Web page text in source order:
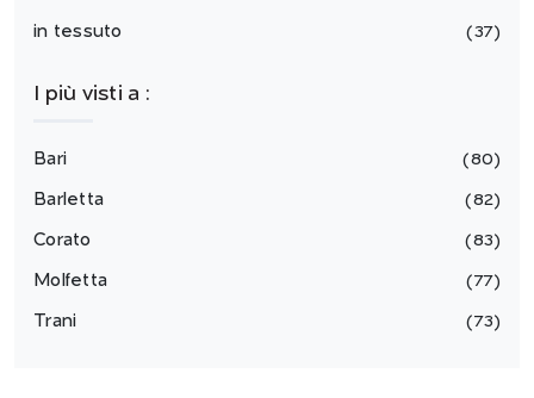
in tessuto 37
I più visti a :
Bari 80
Barletta 82
Corato 83
Molfetta 77
Trani 73